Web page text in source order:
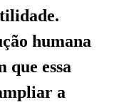
humana
que essa
a